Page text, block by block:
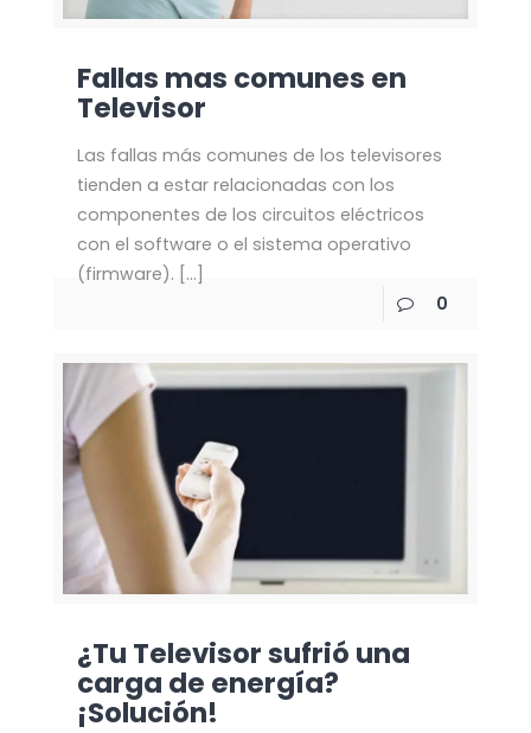
Fallas mas comunes en
Televisor
Las fallas más comunes de los televisores
tienden a estar relacionadas con los
componentes de los circuitos eléctricos
con el software o el sistema operativo
(firmware). […]
0
¿Tu Televisor sufrió una
carga de energía?
¡Solución!